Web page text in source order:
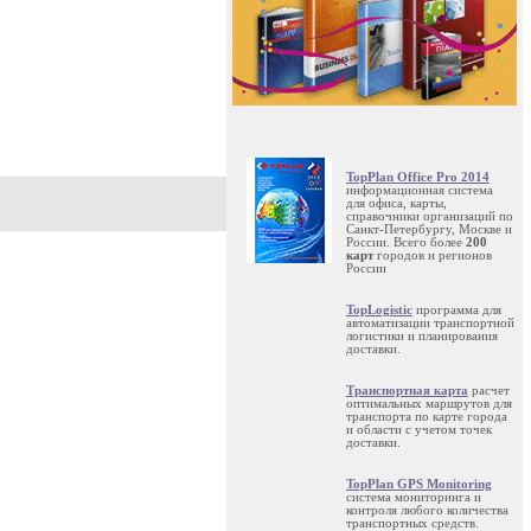
TopPlan Office Pro 2014
информационная система
для офиса, карты,
справочники организаций по
Санкт-Петербургу, Москве и
России. Всего более 200
картгородов и регионов
России
TopLogistic программа для
автоматизации транспортной
логистики и планирования
доставки.
Транспортная карта расчет
оптимальных маршрутов для
транспорта по карте города
и области с учетом точек
доставки.
TopPlan GPS Monitoring
система мониторинга и
контроля любого количества
транспортных средств.